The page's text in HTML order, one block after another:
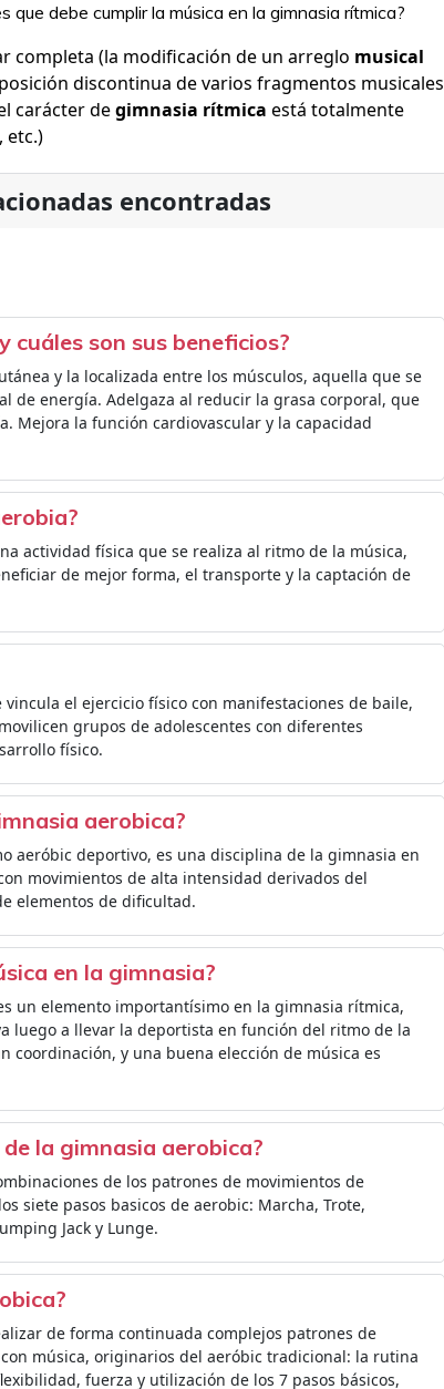
que debe cumplir la música en la gimnasia rítmica?
completa (la modificación de un arreglo musical
discontinua de varios fragmentos musicales
carácter degimnasia rítmica está totalmente
etc.)
encontradas
cuáles son sus beneficios?
y la localizada entre los músculos, aquella que se
de energía. Adelgaza al reducir la grasa corporal, que
Mejora la función cardiovascular y la capacidad
actividad física que se realiza al ritmo de la música,
de mejor forma, el transporte y la captación de
el ejercicio físico con manifestaciones de baile,
grupos de adolescentes con diferentes
físico.
aerobica?
aeróbic deportivo, es una disciplina de la gimnasia en
movimientos de alta intensidad derivados del
elementos de dificultad.
en la gimnasia?
un elemento importantísimo en la gimnasia rítmica,
luego a llevar la deportista en función del ritmo de la
coordinación, y una buena elección de música es
la gimnasia aerobica?
de los patrones de movimientos de
siete pasos basicos de aerobic: Marcha, Trote,
Jack y Lunge.
de forma continuada complejos patrones de
música, originarios del aeróbic tradicional: la rutina
fuerza y utilización de los 7 pasos básicos,